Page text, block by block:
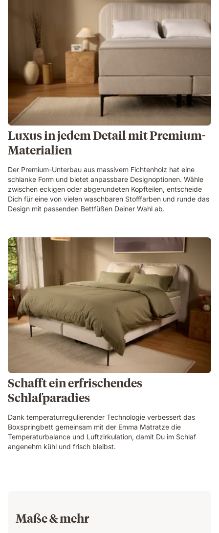
Luxus in jedem Detail mit Premium-
Materialien
Der Premium-Unterbau aus massivem Fichtenholz hat eine
schlanke Form und bietet anpassbare Designoptionen. Wähle
zwischen eckigen oder abgerundeten Kopfteilen, entscheide
Dich für eine von vielen waschbaren Stofffarben und runde das
Design mit passenden Bettfüßen Deiner Wahl ab.
Schafft ein erfrischendes
Schlafparadies
Dank temperaturregulierender Technologie verbessert das
Boxspringbett gemeinsam mit der Emma Matratze die
Temperaturbalance und Luftzirkulation, damit Du im Schlaf
angenehm kühl und frisch bleibst.
Maße & mehr